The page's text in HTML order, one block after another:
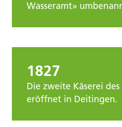
Wasseramt»
1827
Die zweite Käserei
eröffnet in Deitingen.